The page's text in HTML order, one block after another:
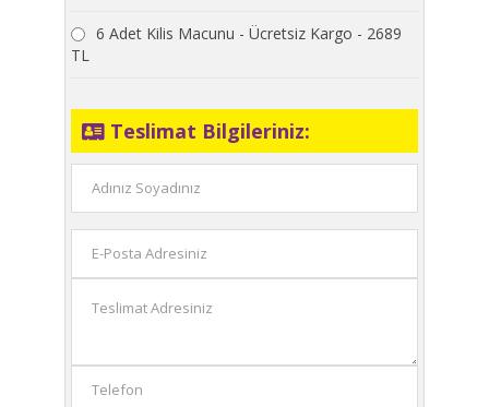
6 Adet Kilis Macunu - Ücretsiz Kargo - 2689
TL
Teslimat Bilgileriniz: